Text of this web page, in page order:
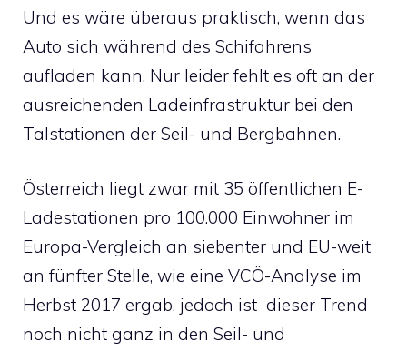
Und es wäre überaus praktisch, wenn das
Auto sich während des Schifahrens
aufladen kann. Nur leider fehlt es oft an der
ausreichenden Ladeinfrastruktur bei den
Talstationen der Seil- und Bergbahnen.
Österreich liegt zwar mit 35 öffentlichen E-
Ladestationen pro 100.000 Einwohner im
Europa-Vergleich an siebenter und EU-weit
an fünfter Stelle, wie eine VCÖ-Analyse im
Herbst 2017 ergab, jedoch ist dieser Trend
noch nicht ganz in den Seil- und